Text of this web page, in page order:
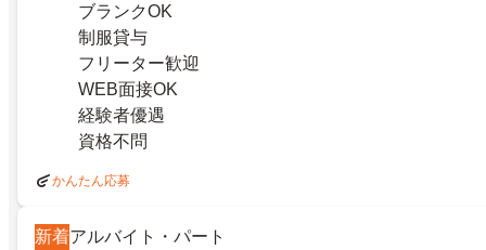
ブランクOK
制服貸与
フリーター歓迎
WEB面接OK
経験者優遇
資格不問
かんたん応募
新着アルバイト・パート